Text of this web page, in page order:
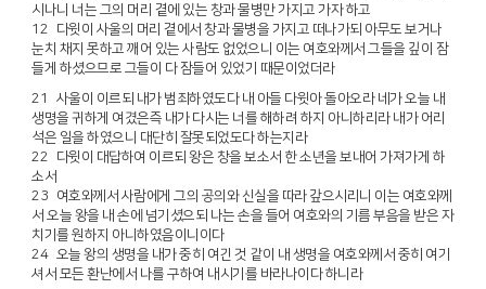
시나니 너는 그의 머리 곁에 있는 창과 물병만 가지고 가자 하고
12 다윗이 사울의 머리 곁에서 창과 물병을 가지고 떠나가되 아무도 보거나
눈치 채지 못하고 깨어 있는 사람도 없었으니 이는 여호와께서 그들을 깊이 잠
들게 하셨으므로 그들이 다 잠들어 있었기 때문이었더라
21 사울이 이르되 내가 범죄하였도다 내 아들 다윗아 돌아오라 네가 오늘 내
생명을 귀하게 여겼은즉 내가 다시는 너를 해하려 하지 아니하리라 내가 어리
석은 일을 하였으니 대단히 잘못되었도다 하는지라
22 다윗이 대답하여 이르되 왕은 창을 보소서 한 소년을 보내어 가져가게 하
소서
23 여호와께서 사람에게 그의 공의와 신실을 따라 갚으시리니 이는 여호와께
서 오늘 왕을 내 손에 넘기셨으되 나는 손을 들어 여호와의 기름 부음을 받은 자
치기를 원하지 아니하였음이니이다
24 오늘 왕의 생명을 내가 중히 여긴 것 같이 내 생명을 여호와께서 중히 여기
셔서 모든 환난에서 나를 구하여 내시기를 바라나이다 하니라